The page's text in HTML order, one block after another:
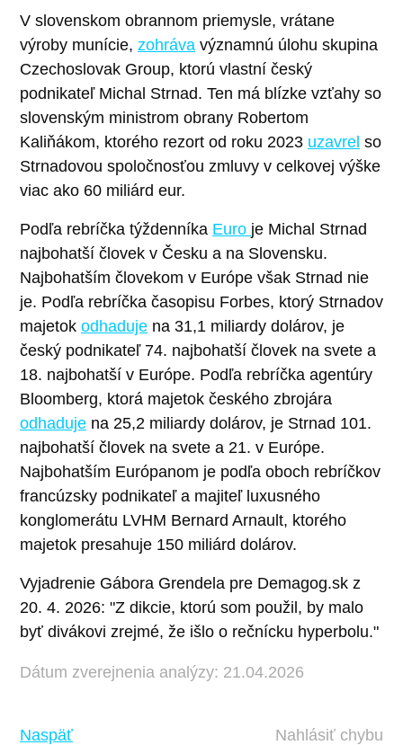
V slovenskom obrannom priemysle, vrátane
výroby munície, zohráva významnú úlohu skupina
Czechoslovak Group, ktorú vlastní český
podnikateľ Michal Strnad. Ten má blízke vzťahy so
slovenským ministrom obrany Robertom
Kaliňákom, ktorého rezort od roku 2023 uzavrel so
Strnadovou spoločnosťou zmluvy v celkovej výške
viac ako 60 miliárd eur.
Podľa rebríčka týždenníka Euro je Michal Strnad
najbohatší človek v Česku a na Slovensku.
Najbohatším človekom v Európe však Strnad nie
je. Podľa rebríčka časopisu Forbes, ktorý Strnadov
majetok odhaduje na 31,1 miliardy dolárov, je
český podnikateľ 74. najbohatší človek na svete a
18. najbohatší v Európe. Podľa rebríčka agentúry
Bloomberg, ktorá majetok českého zbrojára
odhaduje na 25,2 miliardy dolárov, je Strnad 101.
najbohatší človek na svete a 21. v Európe.
Najbohatším Európanom je podľa oboch rebríčkov
francúzsky podnikateľ a majiteľ luxusného
konglomerátu LVHM Bernard Arnault, ktorého
majetok presahuje 150 miliárd dolárov.
Vyjadrenie Gábora Grendela pre Demagog.sk z
20. 4. 2026: "Z dikcie, ktorú som použil, by malo
byť divákovi zrejmé, že išlo o rečnícku hyperbolu."
Dátum zverejnenia analýzy: 21.04.2026
Naspäť Nahlásiť chybu